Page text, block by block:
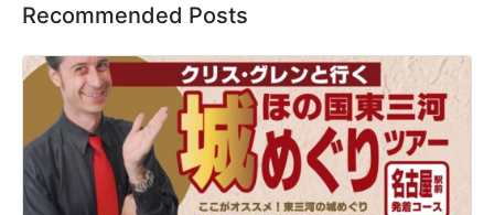
Recommended Posts